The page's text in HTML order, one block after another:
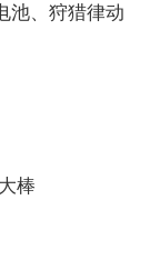
、狩猎律动
棒